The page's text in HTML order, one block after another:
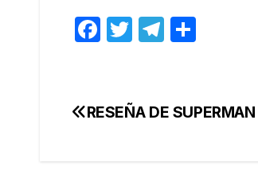
F
e
T
er
T
gr p
Navegación
RESEÑA DE